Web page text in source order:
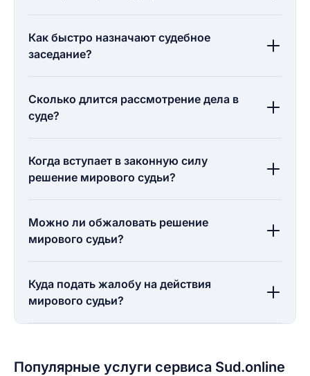
Как быстро назначают судебное
заседание?
Сколько длится рассмотрение дела в
суде?
Когда вступает в законную силу
решение мирового судьи?
Можно ли обжаловать решение
мирового судьи?
Куда подать жалобу на действия
мирового судьи?
Популярные услуги сервиса Sud.online